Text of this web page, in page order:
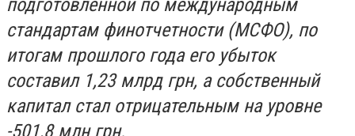
подготовленной по международным
стандартам финотчетности (МСФО), по
итогам прошлого года его убыток
составил 1,23 млрд грн, а собственный
капитал стал отрицательным на уровне
-501,8 млн грн.